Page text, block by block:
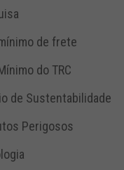
de frete
do TRC
de Sustentabilidade
Perigosos